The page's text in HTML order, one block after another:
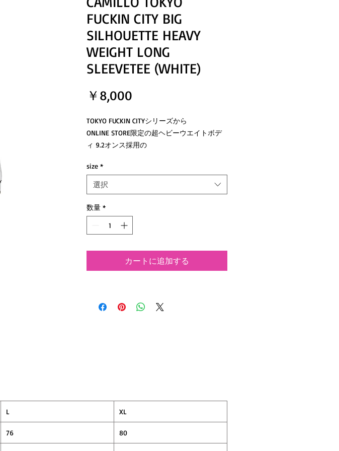
FUCKIN CITY BIG
SILHOUETTE HEAVY
WEIGHT LONG
SLEEVETEE (WHITE)
￥8,000
TOKYO FUCKIN CITYシリーズから
ONLINE STORE限定の超ヘビーウエイトボデ
ィ 9.2オンス採用の
シャリ感のあるオープンエンド双糸を極厚に
編み立てた
ヘヴィーデューティー&アメリカンな生地が
魅力の最強Tシャツ！
FRONTにはブランドロゴ
るメッセージ入り!!
少なくヘビーユーズ頂けます！！！
size *
選択
数量 *
カートに追加する
L XL
76 80